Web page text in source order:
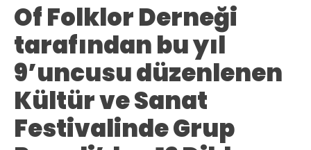
Of Folklor Derneği
tarafından bu yıl
9’uncusu düzenlenen
Kültür ve Sanat
Festivalinde Grup